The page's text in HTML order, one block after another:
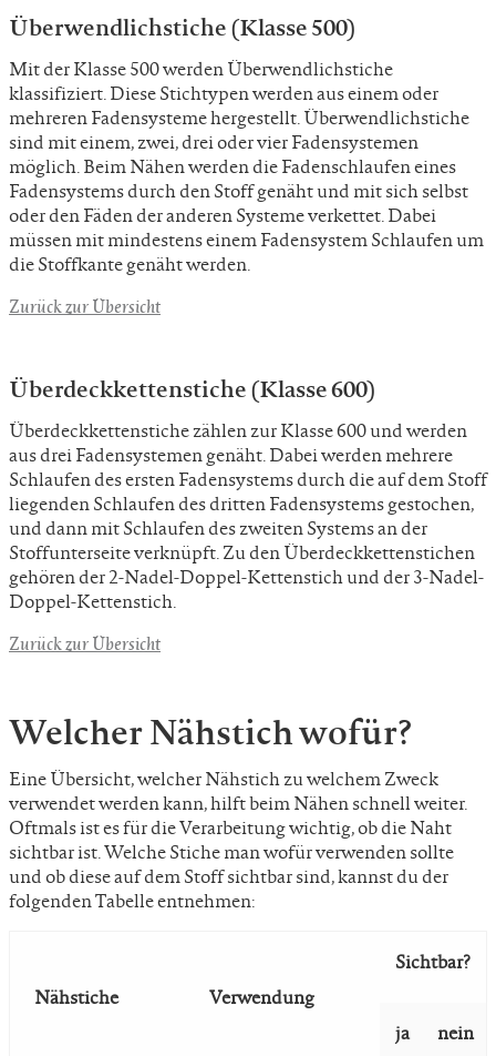
Überwendlichstiche (Klasse 500)
Mit der Klasse 500 werden Überwendlichstiche
klassifiziert. Diese Stichtypen werden aus einem oder
mehreren Fadensysteme hergestellt. Überwendlichstiche
sind mit einem, zwei, drei oder vier Fadensystemen
möglich. Beim Nähen werden die Fadenschlaufen eines
Fadensystems durch den Stoff genäht und mit sich selbst
oder den Fäden der anderen Systeme verkettet. Dabei
müssen mit mindestens einem Fadensystem Schlaufen um
die Stoffkante genäht werden.
Zurück zur Übersicht
Überdeckkettenstiche (Klasse 600)
Überdeckkettenstiche zählen zur Klasse 600 und werden
aus drei Fadensystemen genäht. Dabei werden mehrere
Schlaufen des ersten Fadensystems durch die auf dem Stoff
liegenden Schlaufen des dritten Fadensystems gestochen,
und dann mit Schlaufen des zweiten Systems an der
Stoffunterseite verknüpft. Zu den Überdeckkettenstichen
gehören der 2-Nadel-Doppel-Kettenstich und der 3-Nadel-
Doppel-Kettenstich.
Zurück zur Übersicht
Welcher Nähstich wofür?
Eine Übersicht, welcher Nähstich zu welchem Zweck
verwendet werden kann, hilft beim Nähen schnell weiter.
Oftmals ist es für die Verarbeitung wichtig, ob die Naht
sichtbar ist. Welche Stiche man wofür verwenden sollte
und ob diese auf dem Stoff sichtbar sind, kannst du der
folgenden Tabelle entnehmen:
Nähstiche Verwendung
Sichtbar?
ja nein